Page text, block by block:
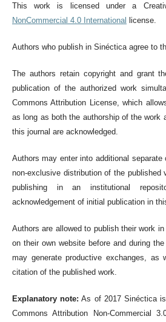
This work is licensed under a
NonCommercial 4.0 International license.
Authors who publish in Sinéctica agree to
The authors retain copyright and grant
publication of the authorized work
Commons Attribution License, which
as long as both the authorship of the work
this journal are acknowledged.
Authors may enter into additional separate
non-exclusive distribution of the published
publishing in an institutional
acknowledgement of initial publication in
Authors are allowed to publish their work
on their own website before and during
may generate productive exchanges, as
citation of the published work.
Explanatory note: As of 2017 Sinéctica
Commons Attribution Non-Commercial